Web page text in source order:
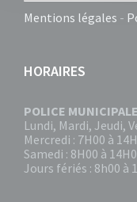
Mentions légales -
HORAIRES
POLICE MUNICIPALE
Lundi, Mardi, Jeudi,
Mercredi : 7H00 à
Samedi : 8H00 à
Jours fériés : 8h00 à